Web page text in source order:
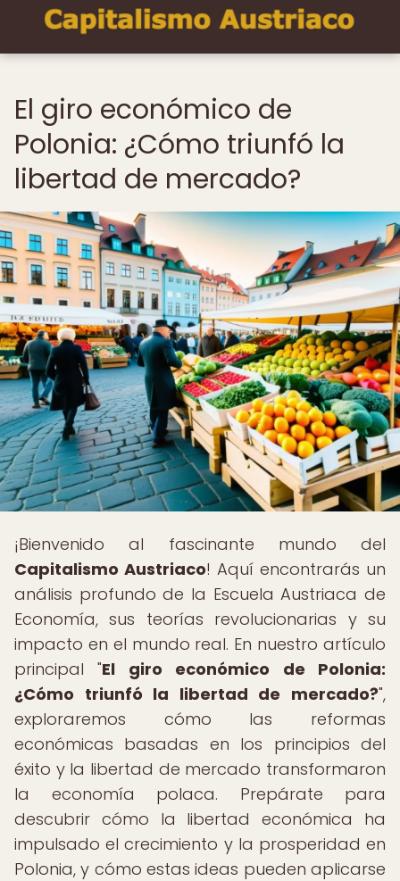
El giro económico de
Polonia: ¿Cómo triunfó la
libertad de mercado?
¡Bienvenido al fascinante mundo del
Capitalismo Austriaco! Aquí encontrarás un
análisis profundo de la Escuela Austriaca de
Economía, sus teorías revolucionarias y su
impacto en el mundo real. En nuestro artículo
principal "El giro económico de Polonia:
¿Cómo triunfó la libertad de mercado?",
exploraremos cómo las reformas
económicas basadas en los principios del
éxito y la libertad de mercado transformaron
la economía polaca. Prepárate para
descubrir cómo la libertad económica ha
impulsado el crecimiento y la prosperidad en
Polonia, y cómo estas ideas pueden aplicarse